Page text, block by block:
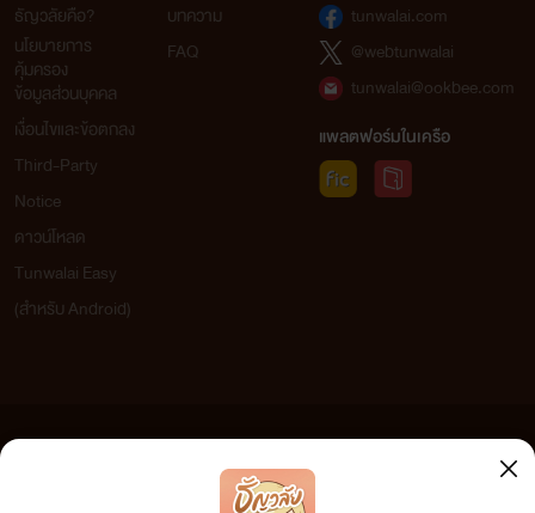
ธัญวลัยคือ?
นโยบายการ
คุ้มครอง
ข้อมูลส่วนบุคคล
เงื่อนไขและข้อตกลง
Third-Party
Notice
ดาวน์โหลด
Tunwalai Easy
(สำหรับ Android)
บทความ
FAQ
tunwalai.com
@webtunwalai
tunwalai@ookbee.com
แพลตฟอร์มในเครือ
เว็บไซต์แห่งนี้ไม่ได้เห็นด้วยและไม่ขอรับผิดชอบต่อข้อความใดๆ ทั้งสิ้น ดังนั้นผู้อ่านทุกท่านโปรดใช้
วิจารณญาณในการกลั่นกรองด้วยตนเอง และหากท่านพบข้อความใดๆ ที่ขัดต่อกฎหมายและศีลธรรม